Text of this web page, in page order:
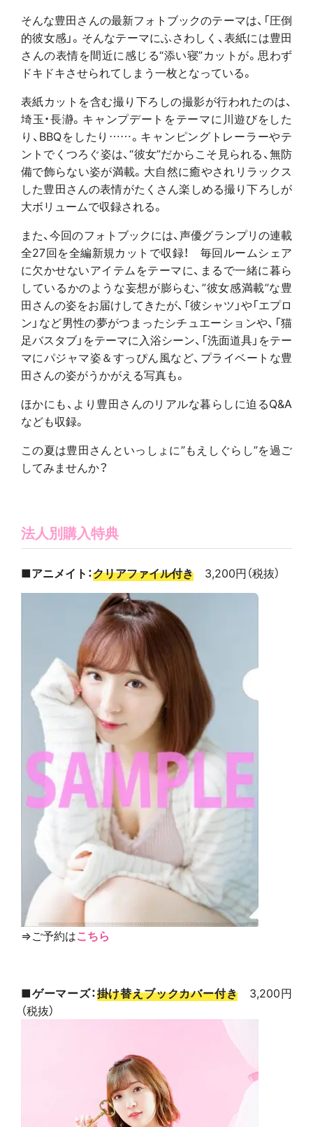
そんな豊田さんの最新フォトブックのテーマは、「圧倒
的彼女感」。そんなテーマにふさわしく、表紙には豊田
さんの表情を間近に感じる“添い寝”カットが。思わず
ドキドキさせられてしまう一枚となっている。
表紙カットを含む撮り下ろしの撮影が行われたのは、
埼玉・長瀞。キャンプデートをテーマに川遊びをした
り、BBQをしたり……。キャンピングトレーラーやテ
ントでくつろぐ姿は、“彼女”だからこそ見られる、無防
備で飾らない姿が満載。大自然に癒やされリラックス
した豊田さんの表情がたくさん楽しめる撮り下ろしが
大ボリュームで収録される。
また、今回のフォトブックには、声優グランプリの連載
全27回を全編新規カットで収録！ 毎回ルームシェア
に欠かせないアイテムをテーマに、まるで一緒に暮ら
しているかのような妄想が膨らむ、”彼女感満載”な豊
田さんの姿をお届けしてきたが、「彼シャツ」や「エプロ
ン」など男性の夢がつまったシチュエーションや、「猫
足バスタブ」をテーマに入浴シーン、「洗面道具」をテー
マにパジャマ姿＆すっぴん風など、プライベートな豊
田さんの姿がうかがえる写真も。
ほかにも、より豊田さんのリアルな暮らしに迫るQ&A
なども収録。
この夏は豊田さんといっしょに”もえしぐらし”を過ご
してみませんか？
法人別購入特典
■アニメイト：クリアファイル付き 3,200円（税抜）
⇒ご予約はこちら
■ゲーマーズ：掛け替えブックカバー付き 3,200円
（税抜）